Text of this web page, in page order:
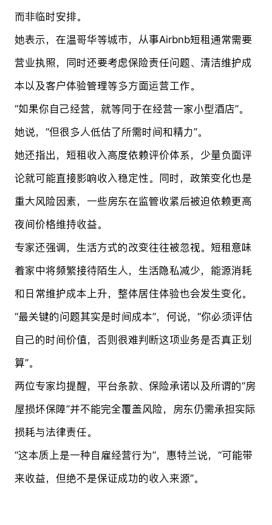
而非临时安排。
她表示，在温哥华等城市，从事Airbnb短租通常需要
营业执照，同时还要考虑保险责任问题、清洁维护成
本以及客户体验管理等多方面运营工作。
“如果你自己经营，就等同于在经营一家小型酒店”。
她说，“但很多人低估了所需时间和精力”。
她还指出，短租收入高度依赖评价体系，少量负面评
论就可能直接影响收入稳定性。同时，政策变化也是
重大风险因素，一些房东在监管收紧后被迫依赖更高
夜间价格维持收益。
专家还强调，生活方式的改变往往被忽视。短租意味
着家中将频繁接待陌生人，生活隐私减少，能源消耗
和日常维护成本上升，整体居住体验也会发生变化。
“最关键的问题其实是时间成本”，何说，“你必须评估
自己的时间价值，否则很难判断这项业务是否真正划
算”。
两位专家均提醒，平台条款、保险承诺以及所谓的“房
屋损坏保障”并不能完全覆盖风险，房东仍需承担实际
损耗与法律责任。
“这本质上是一种自雇经营行为”，惠特兰说，“可能带
来收益，但绝不是保证成功的收入来源”。